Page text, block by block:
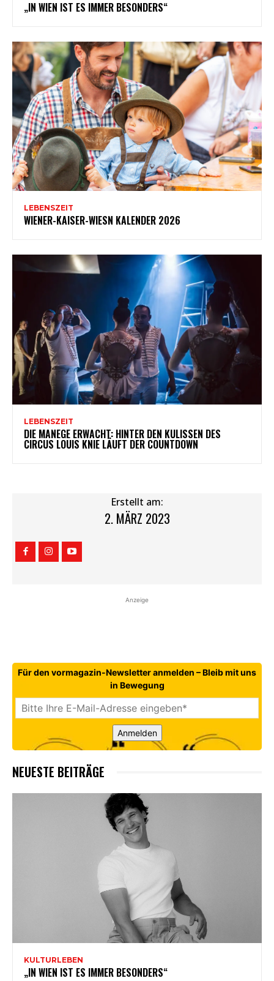
„IN WIEN IST ES IMMER BESONDERS“
LEBENSZEIT
WIENER-KAISER-WIESN KALENDER 2026
LEBENSZEIT
DIE MANEGE ERWACHT: HINTER DEN KULISSEN DES
CIRCUS LOUIS KNIE LÄUFT DER COUNTDOWN
Erstellt am:
2. MÄRZ 2023
Anzeige
Für den vormagazin-Newsletter anmelden – Bleib mit uns
in Bewegung
Anmelden
NEUESTE BEITRÄGE
KULTURLEBEN
„IN WIEN IST ES IMMER BESONDERS“